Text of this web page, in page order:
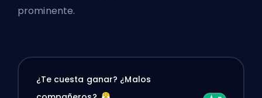
prominente.
¿Te cuesta ganar? ¿Malos